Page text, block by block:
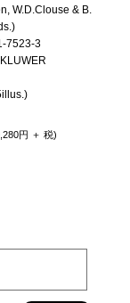
W.D.Clouse & B.
7523-3
円 ＋ 税)